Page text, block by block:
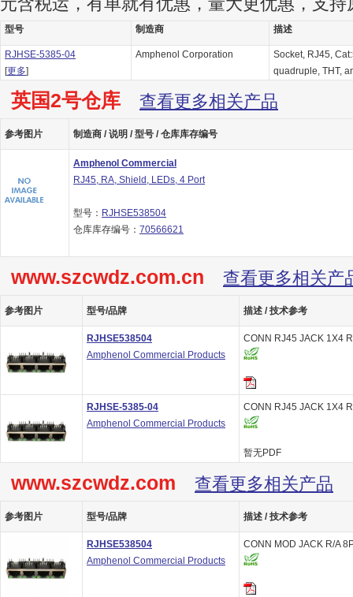
元含税运，有单就有优惠，量大更优惠，支持
型号 制造商 描述
RJHSE-5385-04
[更多]
Amphenol Corporation
Socket, RJ45,
quadruple, THT,
英国2号仓库 查看更多相关产品
参考图片 制造商 / 说明 / 型号 / 仓库库存编号
Amphenol Commercial
RJ45, RA, Shield, LEDs, 4 Port
型号： RJHSE538504
仓库库存编号： 70566621
www.szcwdz.com.cn 查看更多相关产
参考图片 型号/品牌 描述 / 技术参考
RJHSE538504
Amphenol Commercial Products
CONN RJ45 JACK 1X4
RJHSE-5385-04
Amphenol Commercial Products
CONN RJ45 JACK 1X4
暂无PDF
www.szcwdz.com 查看更多相关产品
参考图片 型号/品牌 描述 / 技术参考
RJHSE538504
Amphenol Commercial Products
CONN MOD JACK R/A